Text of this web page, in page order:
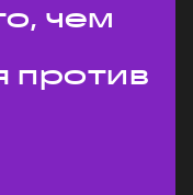
чем
против